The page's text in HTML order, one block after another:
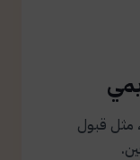
مثل قبول